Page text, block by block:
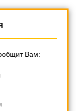
Вам: